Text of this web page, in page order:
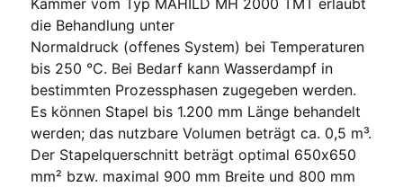
die Behandlung unter
Normaldruck (offenes System) bei Temperaturen
bis 250 °C. Bei Bedarf kann Wasserdampf in
bestimmten Prozessphasen zugegeben werden.
Es können Stapel bis 1.200 mm Länge behandelt
werden; das nutzbare Volumen beträgt ca. 0,5 m³.
Der Stapelquerschnitt beträgt optimal 650x650
mm² bzw. maximal 900 mm Breite und 800 mm